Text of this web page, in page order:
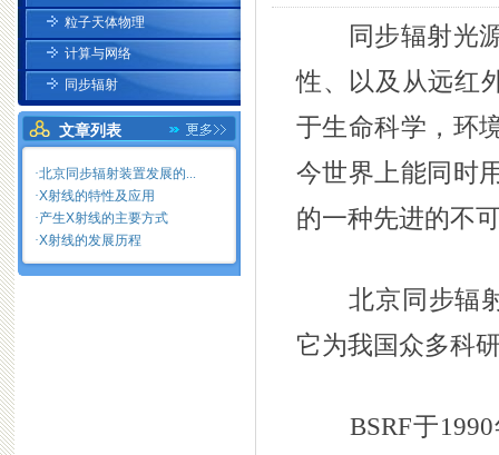
粒子天体物理
计算与网络
同步辐射
文章列表
·北京同步辐射装置发展的...
·X射线的特性及应用
·产生X射线的主要方式
·X射线的发展历程
同步辐射光源
性、以及从远红
于生命科学，环
今世界上能同时
的一种先进的不
北京同步辐射
它为我国众多科
BSRF于1990